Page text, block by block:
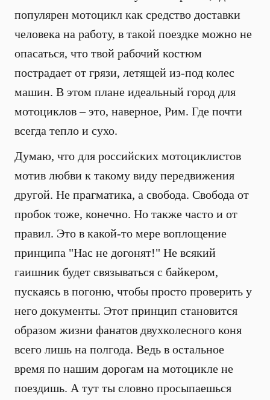
популярен мотоцикл как средство доставки
человека на работу, в такой поездке можно не
опасаться, что твой рабочий костюм
пострадает от грязи, летящей из-под колес
машин. В этом плане идеальный город для
мотоциклов – это, наверное, Рим. Где почти
всегда тепло и сухо.
Думаю, что для российских мотоциклистов
мотив любви к такому виду передвижения
другой. Не прагматика, а свобода. Свобода от
пробок тоже, конечно. Но также часто и от
правил. Это в какой-то мере воплощение
принципа "Нас не догонят!" Не всякий
гаишник будет связываться с байкером,
пускаясь в погоню, чтобы просто проверить у
него документы. Этот принцип становится
образом жизни фанатов двухколесного коня
всего лишь на полгода. Ведь в остальное
время по нашим дорогам на мотоцикле не
поездишь. А тут ты словно просыпаешься